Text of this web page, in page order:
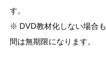
す。
※ DVD教材化しない場合
間は無期限になります。